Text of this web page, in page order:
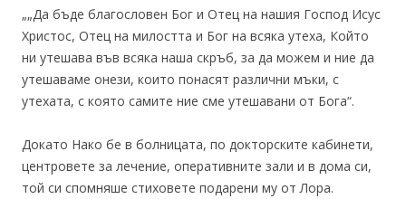
„„Да бъде благословен Бог и Отец на нашия Господ Исус
Христос, Отец на милостта и Бог на всяка утеха, Който
ни утешава във всяка наша скръб, за да можем и ние да
утешаваме онези, които понасят различни мъки, с
утехата, с която самите ние сме утешавани от Бога“.
Докато Нако бе в болницата, по докторските кабинети,
центровете за лечение, оперативните зали и в дома си,
той си спомняше стиховете подарени му от Лора.